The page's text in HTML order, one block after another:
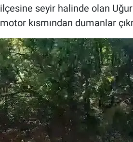
ilçesine seyir halinde olan
motor kısmından dumanlar